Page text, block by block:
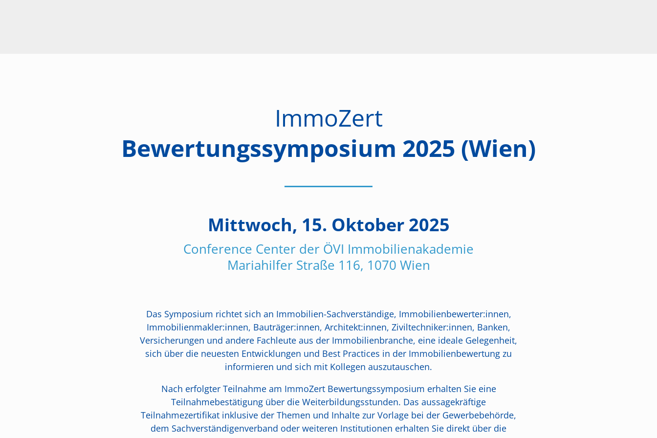
ImmoZert
Bewertungssymposium 2025 (Wien)
Mittwoch, 15. Oktober 2025
Conference Center der ÖVI Immobilienakademie
Mariahilfer Straße 116, 1070 Wien
Das Symposium richtet sich an Immobilien-Sachverständige, Immobilienbewerter:innen,
Immobilienmakler:innen, Bauträger:innen, Architekt:innen, Ziviltechniker:innen, Banken,
Versicherungen und andere Fachleute aus der Immobilienbranche, eine ideale Gelegenheit,
sich über die neuesten Entwicklungen und Best Practices in der Immobilienbewertung zu
informieren und sich mit Kollegen auszutauschen.
Nach erfolgter Teilnahme am ImmoZert Bewertungssymposium erhalten Sie eine
Teilnahmebestätigung über die Weiterbildungsstunden. Das aussagekräftige
Teilnahmezertifikat inklusive der Themen und Inhalte zur Vorlage bei der Gewerbebehörde,
dem Sachverständigenverband oder weiteren Institutionen erhalten Sie direkt über die